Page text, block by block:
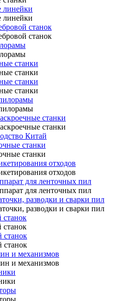
линейки
линейки
станок
станок
станки
станки
станки
станки
станки
станки
Китай
станки
станки
отходов
отходов
для ленточных пил
для ленточных пил
разводки и сварки пил
разводки и сварки пил
станок
станок
и механизмов
и механизмов